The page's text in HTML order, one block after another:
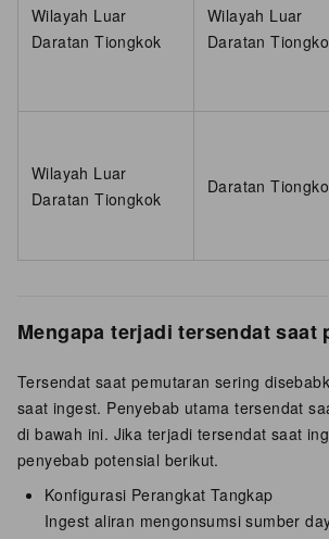
Wilayah Luar
Daratan Tiongkok
Wilayah Luar
Daratan
Wilayah Luar
Daratan Tiongkok
Daratan
Mengapa terjadi tersendat saat
Tersendat saat pemutaran sering
saat ingest. Penyebab utama tersendat
di bawah ini. Jika terjadi tersendat saat
penyebab potensial berikut.
Konfigurasi Perangkat Tangkap
Ingest aliran mengonsumsi sumber